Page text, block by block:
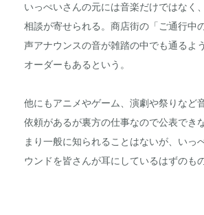
いっぺいさんの元には音楽だけではなく
相談が寄せられる。商店街の「ご通行中
声アナウンスの音が雑踏の中でも通るよ
オーダーもあるという。
他にもアニメやゲーム、演劇や祭りなど
依頼があるが裏方の仕事なので公表でき
まり一般に知られることはないが、いっ
ウンドを皆さんが耳にしているはずのも